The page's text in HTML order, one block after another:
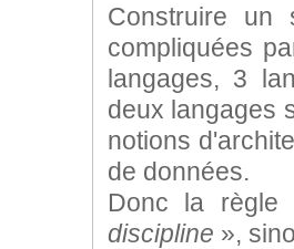
Construire
compliquées
langages, 3
deux langages
notions
de données.
Donc la
discipline »,